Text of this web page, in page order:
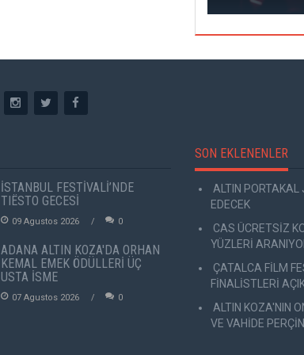
İSTANBUL FESTİVALİ’NDE
TIËSTO GECESİ
09 Agustos 2026 0
ADANA ALTIN KOZA'DA ORHAN
KEMAL EMEK ÖDÜLLERİ ÜÇ
USTA İSME
07 Agustos 2026 0
SON EKLENENLER
ALTIN
EDECEK
CAS ÜCRETSİZ
YÜZLERİ
ÇATALCA FİLM
FİNALİSTLERİ
ALTIN KOZA'NIN
VE VAHİDE